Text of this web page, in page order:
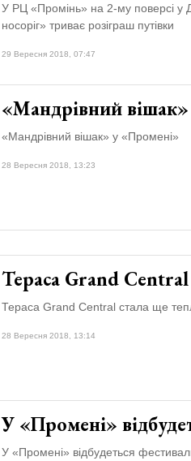
У РЦ «Промінь» на 2-му поверсі у
носоріг» триває розіграш путівки
29 Вересня 2018, 07:47
«Мандрівний вішак»
«Мандрівний вішак» у «Промені»
28 Вересня 2018, 13:23
Тераса Grand
Тераса Grand Central стала ще
28 Вересня 2018, 13:14
У «Промені»
У «Промені» відбудеться